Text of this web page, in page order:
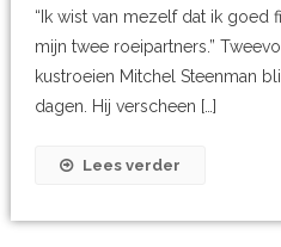
“Ik wist van mezelf dat ik goed
mijn twee roeipartners.”
kustroeien Mitchel Steenman
dagen. Hij verscheen […]
Lees verder